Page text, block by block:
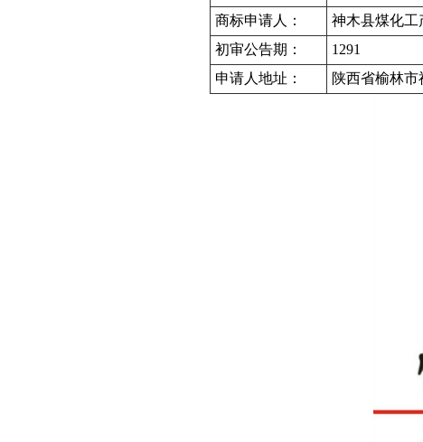
商标申请人：
神木县煤化工
初审公告期：
1291
申请人地址：
陕西省榆林